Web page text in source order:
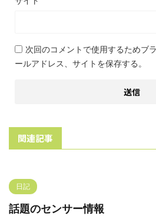
次回のコメントで使用するためブ
ールアドレス、サイトを保存する。
関連記事
日記
話題のセンサー情報